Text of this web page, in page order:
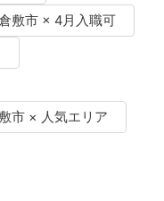
敷市 × 4月入職可
市 × 人気エリア